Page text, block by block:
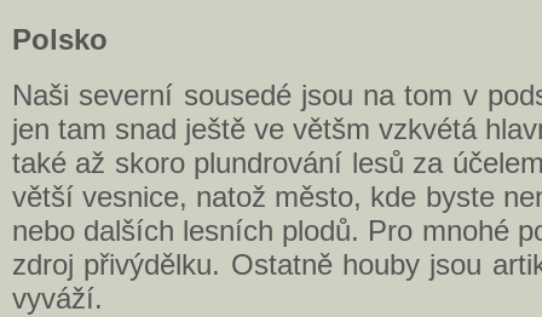
Polsko
Naši severní sousedé jsou na tom v
jen tam snad ještě ve většm vzkvétá
také až skoro plundrování lesů za
větší vesnice, natož město, kde byste
nebo dalších lesních plodů. Pro mnohé
zdroj přivýdělku. Ostatně houby jsou
vyváží.